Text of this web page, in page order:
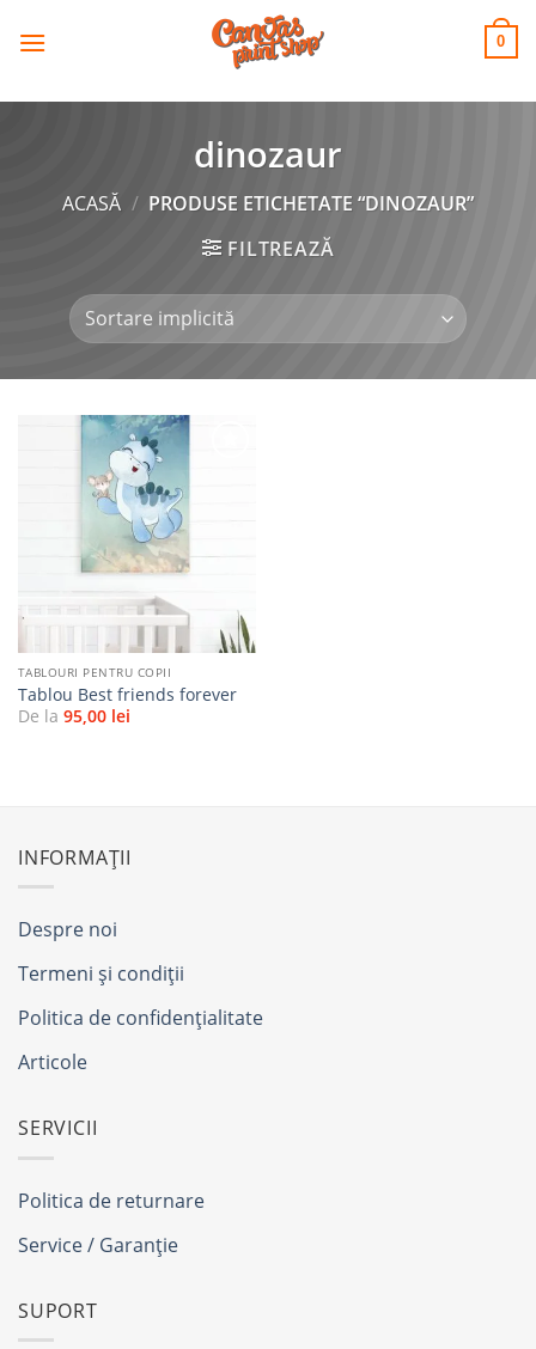
CANVAS
PRINT SHOP 0
dinozaur
ACASĂ / PRODUSE ETICHETATE “DINOZAUR”
FILTREAZĂ
TABLOURI PENTRU COPII
Tablou Best friends forever
De la 95,00 lei
INFORMAȚII
Despre noi
Termeni și condiții
Politica de confidențialitate
Articole
SERVICII
Politica de returnare
Service / Garanție
SUPORT